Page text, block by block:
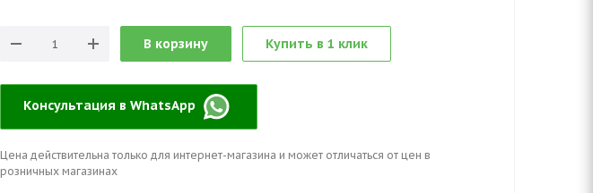
В корзину Купить в 1 клик
Консультация в WhatsApp
Цена действительна только для интернет-магазина и может отличаться от цен в
розничных магазинах